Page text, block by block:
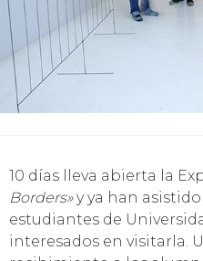
10 días lleva abierta la
Borders»y ya han
estudiantes de
interesados en visitarla.